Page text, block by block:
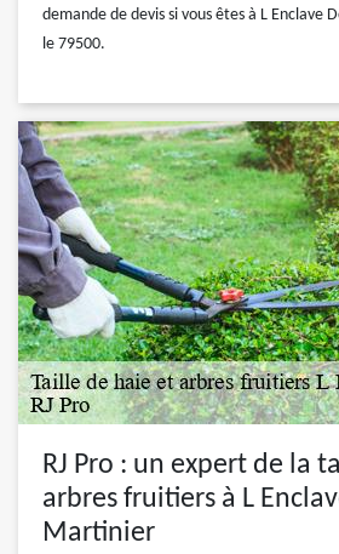
demande de devis si vous êtes à L Enclave
le 79500.
RJ Pro : un expert de la
arbres fruitiers à L
Martinier